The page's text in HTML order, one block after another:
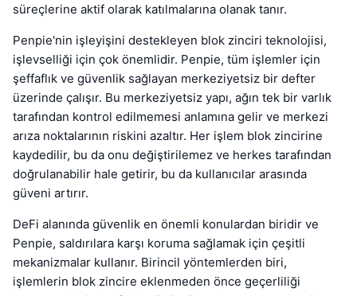
süreçlerine aktif olarak katılmalarına olanak tanır.
Penpie'nin işleyişini destekleyen blok zinciri teknolojisi,
işlevselliği için çok önemlidir. Penpie, tüm işlemler için
şeffaflık ve güvenlik sağlayan merkeziyetsiz bir defter
üzerinde çalışır. Bu merkeziyetsiz yapı, ağın tek bir varlık
tarafından kontrol edilmemesi anlamına gelir ve merkezi
arıza noktalarının riskini azaltır. Her işlem blok zincirine
kaydedilir, bu da onu değiştirilemez ve herkes tarafından
doğrulanabilir hale getirir, bu da kullanıcılar arasında
güveni artırır.
DeFi alanında güvenlik en önemli konulardan biridir ve
Penpie, saldırılara karşı koruma sağlamak için çeşitli
mekanizmalar kullanır. Birincil yöntemlerden biri,
işlemlerin blok zincire eklenmeden önce geçerliliği